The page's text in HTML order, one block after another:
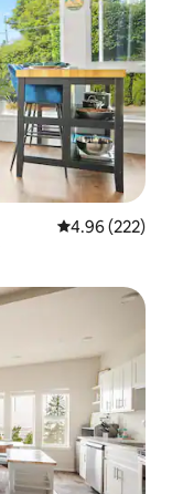
औसत रेटिंग 5 में से
4.96 (222)